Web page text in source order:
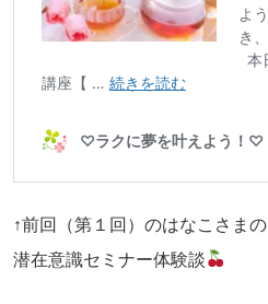
↑前回（第１回）のはなこさまの
潜在意識セミナー体験談